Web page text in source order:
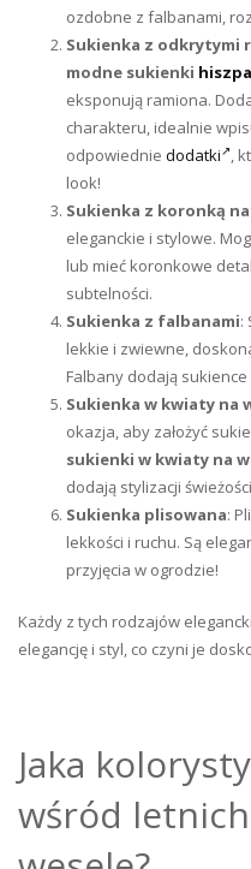
ozdobne z falbanami,
Sukienka z odkrytymi
modne sukienki
eksponują ramiona.
charakteru, idealnie
odpowiednie dodatki ,
look!
Sukienka z koronką
eleganckie i stylowe.
lub mieć koronkowe
subtelności.
Sukienka z falbanami:
lekkie i zwiewne,
Falbany dodają
Sukienka w kwiaty na
okazja, aby założyć
sukienki w kwiaty na
dodają stylizacji
Sukienka plisowana:
lekkości i ruchu. Są
przyjęcia w ogrodzie!
Każdy z tych rodzajów
elegancję i styl, co czyni je
Jaka
wśród